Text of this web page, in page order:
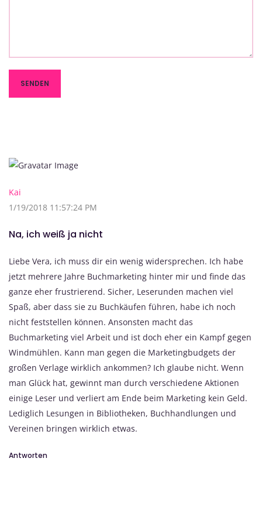
Kai
1/19/2018 11:57:24 PM
Na, ich weiß ja nicht
Liebe Vera, ich muss dir ein wenig widersprechen. Ich habe
jetzt mehrere Jahre Buchmarketing hinter mir und finde das
ganze eher frustrierend. Sicher, Leserunden machen viel
Spaß, aber dass sie zu Buchkäufen führen, habe ich noch
nicht feststellen können. Ansonsten macht das
Buchmarketing viel Arbeit und ist doch eher ein Kampf gegen
Windmühlen. Kann man gegen die Marketingbudgets der
großen Verlage wirklich ankommen? Ich glaube nicht. Wenn
man Glück hat, gewinnt man durch verschiedene Aktionen
einige Leser und verliert am Ende beim Marketing kein Geld.
Lediglich Lesungen in Bibliotheken, Buchhandlungen und
Vereinen bringen wirklich etwas.
Antworten